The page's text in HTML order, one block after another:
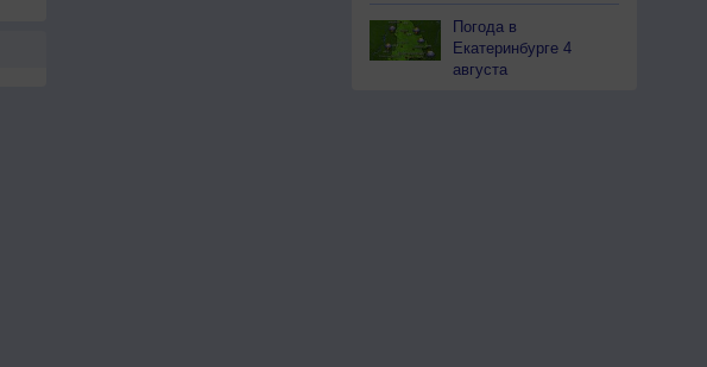
Погода в
Екатеринбурге 4
августа